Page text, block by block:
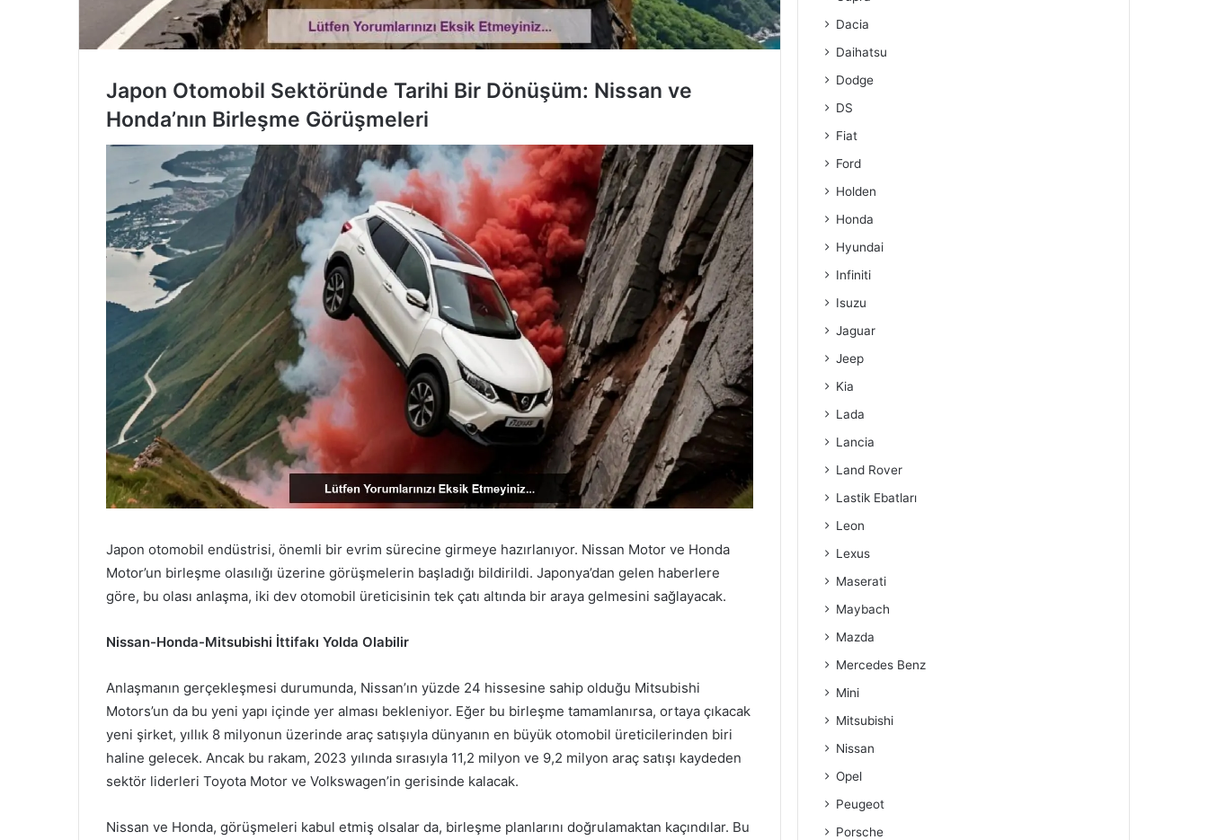
Japon Otomobil Sektöründe Tarihi Bir Dönüşüm: Nissan ve
Honda’nın Birleşme Görüşmeleri
Japon otomobil endüstrisi, önemli bir evrim sürecine girmeye hazırlanıyor. Nissan Motor ve Honda
Motor’un birleşme olasılığı üzerine görüşmelerin başladığı bildirildi. Japonya’dan gelen haberlere
göre, bu olası anlaşma, iki dev otomobil üreticisinin tek çatı altında bir araya gelmesini sağlayacak.
Nissan-Honda-Mitsubishi İttifakı Yolda Olabilir
Anlaşmanın gerçekleşmesi durumunda, Nissan’ın yüzde 24 hissesine sahip olduğu Mitsubishi
Motors’un da bu yeni yapı içinde yer alması bekleniyor. Eğer bu birleşme tamamlanırsa, ortaya çıkacak
yeni şirket, yıllık 8 milyonun üzerinde araç satışıyla dünyanın en büyük otomobil üreticilerinden biri
haline gelecek. Ancak bu rakam, 2023 yılında sırasıyla 11,2 milyon ve 9,2 milyon araç satışı kaydeden
sektör liderleri Toyota Motor ve Volkswagen’in gerisinde kalacak.
Nissan ve Honda, görüşmeleri kabul etmiş olsalar da, birleşme planlarını doğrulamaktan kaçındılar. Bu
Dacia
Daihatsu
Dodge
DS
Fiat
Ford
Holden
Honda
Hyundai
Infiniti
Isuzu
Jaguar
Jeep
Kia
Lada
Lancia
Land Rover
Lastik Ebatları
Leon
Lexus
Maserati
Maybach
Mazda
Mercedes Benz
Mini
Mitsubishi
Nissan
Opel
Peugeot
Porsche